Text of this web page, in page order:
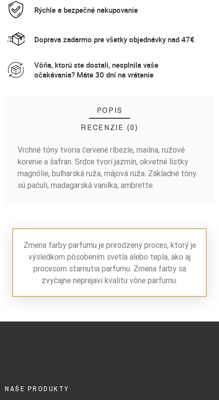
Rýchle a bezpečné nakupovanie
Doprava zadarmo pre všetky objednávky nad 47€
Vôňa, ktorú ste dostali, nesplnila vaše
očakávania? Máte 30 dní na vrátenie
POPIS
RECENZIE (0)
Vrchné tóny tvoria červené ríbezle, mailna, ružové
korenie a šafran. Srdce tvorí jazmín, okvetné lístky
magnólie, bulharská ruža, májová ruža. Základné tóny
sú pačuli, madagarská vanilka, ambrette.
BUĎTE PRVÝ, KTO NAPÍŠE RECENZIU!
Zmena farby parfumu je prirodzený proces, ktorý je
výsledkom pôsobením svetla alebo tepla, ako aj
procesom starnutia parfumu. Zmena farby sa
zvyčajne neprejaví kvalitu vône parfumu.
NAŠE PRODUKTY